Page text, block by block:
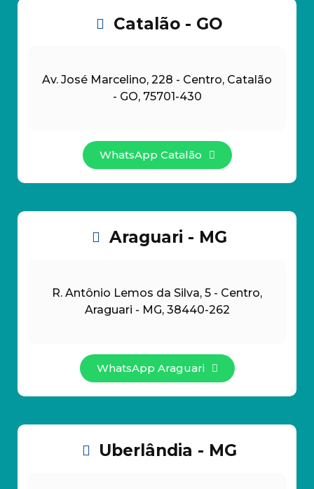
Catalão - GO
Av. José Marcelino, 228 - Centro, Catalão
- GO, 75701-430
WhatsApp Catalão
Araguari - MG
R. Antônio Lemos da Silva, 5 - Centro,
Araguari - MG, 38440-262
WhatsApp Araguari
Uberlândia - MG